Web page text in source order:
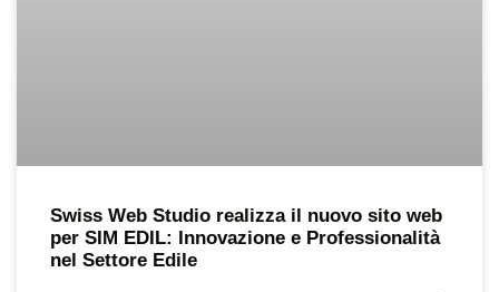
Swiss Web Studio realizza il nuovo sito web
per SIM EDIL: Innovazione e Professionalità
nel Settore Edile